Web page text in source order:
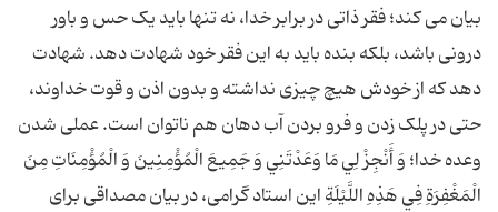
بیان می کند؛ فقر ذاتی در برابر خدا، نه تنها باید یک حس و باور
درونی باشد، بلکه بنده باید به این فقر خود شهادت دهد. شهادت
دهد که از خودش هیچ چیزی نداشته و بدون اذن و قوت خداوند،
حتی در پلک زدن و فرو بردن آب دهان هم ناتوان است. عملی شدن
وعده خدا؛ وَ أَنْجِزْ لِي مَا وَعَدْتَنِي وَ جَمِيعَ الْمُؤْمِنِينَ وَ الْمُؤْمِنَاتِ مِنَ
الْمَغْفِرَةِ فِي هَذِهِ اللَّيْلَةِ این استاد گرامی، در بیان مصداقی برای